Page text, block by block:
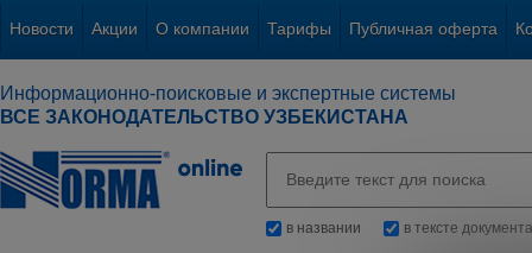
Новости Акции О компании Тарифы Публичная оферта
Информационно-поисковые и экспертные системы
ВСЕ ЗАКОНОДАТЕЛЬСТВО УЗБЕКИСТАНА
в названии в тексте документа